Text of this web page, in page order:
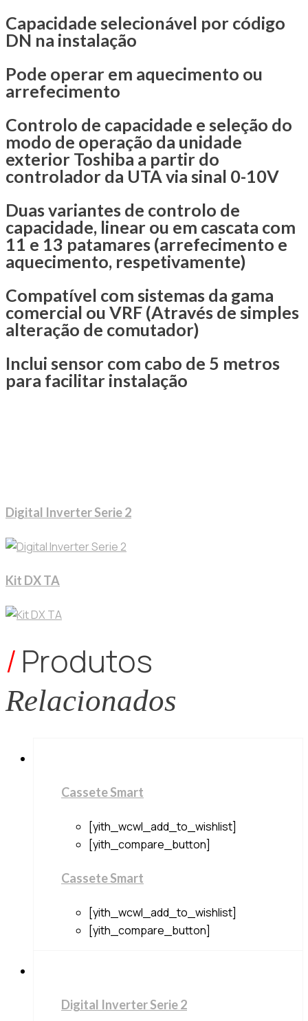
Capacidade selecionável por código
DN na instalação
Pode operar em aquecimento ou
arrefecimento
Controlo de capacidade e seleção do
modo de operação da unidade
exterior Toshiba a partir do
controlador da UTA via sinal 0-10V
Duas variantes de controlo de
capacidade, linear ou em cascata com
11 e 13 patamares (arrefecimento e
aquecimento, respetivamente)
Compatível com sistemas da gama
comercial ou VRF (Através de simples
alteração de comutador)
Inclui sensor com cabo de 5 metros
para facilitar instalação
Digital Inverter Serie 2
Kit DX TA
/Produtos
Relacionados
Cassete Smart
[yith_wcwl_add_to_wishlist]
[yith_compare_button]
Cassete Smart
[yith_wcwl_add_to_wishlist]
[yith_compare_button]
Digital Inverter Serie 2